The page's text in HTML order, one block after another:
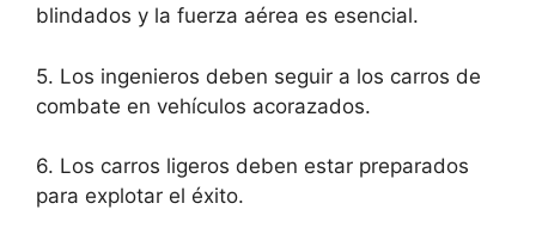
blindados y la fuerza aérea es esencial.
5. Los ingenieros deben seguir a los carros de
combate en vehículos acorazados.
6. Los carros ligeros deben estar preparados
para explotar el éxito.